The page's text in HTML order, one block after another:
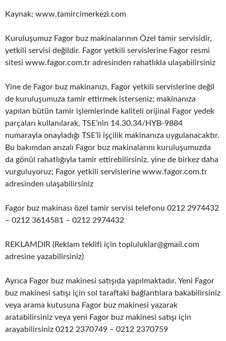
Kaynak: www.tamircimerkezi.com
Kuruluşumuz Fagor buz makinalarının Özel tamir servisidir,
yetkili servisi değildir. Fagor yetkili servislerine Fagor resmi
sitesi www.fagor.com.tr adresinden rahatlıkla ulaşabilirsiniz
Yine de Fagor buz makinanızı, Fagor yetkili servislerine değil
de kuruluşumuza tamir ettirmek isterseniz; makinanıza
yapılan bütün tamir işlemlerinde kaliteli orijinal Fagor yedek
parçaları kullanılarak, TSE’nin 14.30.34/HYB-9884
numarayla onayladığı TSE’li işçilik makinanıza uygulanacaktır.
Bu bakımdan arızalı Fagor buz makinalarını kuruluşumuzda
da gönül rahatlığıyla tamir ettirebilirsiniz, yine de birkez daha
vurguluyoruz; Fagor yetkili servislerine www.fagor.com.tr
adresinden ulaşabilirsiniz
Fagor buz makinası özel tamir servisi telefonu 0212 2974432
– 0212 3614581 – 0212 2974432
REKLAMDIR (Reklam teklifi için topluluklar@gmail.com
adresine yazabilirsiniz)
Ayrıca Fagor buz makinesi satışıda yapılmaktadır. Yeni Fagor
buz makinesi satışı için sol taraftaki bağlantılara bakabilirsiniz
veya arama kutusuna Fagor buz makinesi yazarak
aratabilirsiniz veya yeni Fagor buz makinesi satışı için
arayabilirsiniz 0212 2370749 – 0212 2370759